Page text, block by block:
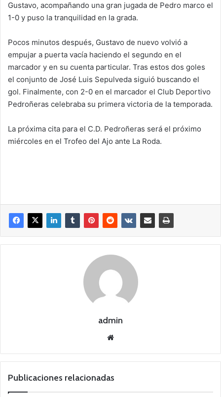
Gustavo, acompañando una gran jugada de Pedro marco el
1-0 y puso la tranquilidad en la grada.
Pocos minutos después, Gustavo de nuevo volvió a
empujar a puerta vacía haciendo el segundo en el
marcador y en su cuenta particular. Tras estos dos goles
el conjunto de José Luis Sepulveda siguió buscando el
gol. Finalmente, con 2-0 en el marcador el Club Deportivo
Pedroñeras celebraba su primera victoria de la temporada.
La próxima cita para el C.D. Pedroñeras será el próximo
miércoles en el Trofeo del Ajo ante La Roda.
admin
we
Publicaciones relacionadas